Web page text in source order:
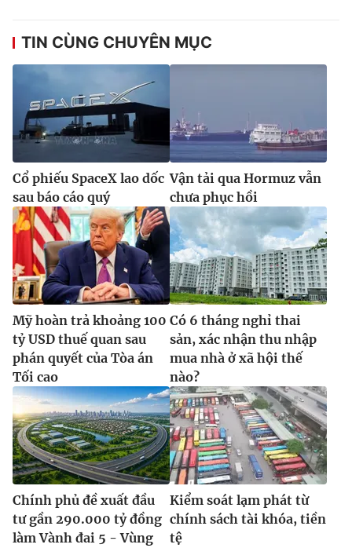
toasoan@vtv.vn
Liên hệ quảng cáo: 024-7300.7108
® Cấm sao chép dưới mọi hình thức nếu không có sự chấp
thuận bằng văn bản. Ghi rõ nguồn VTV.vn khi phát hành lại
thông tin từ website này.
TIN CÙNG CHUYÊN MỤC
Cổ phiếu SpaceX lao dốc
sau báo cáo quý
Vận tải qua Hormuz vẫn
chưa phục hồi
Mỹ hoàn trả khoảng 100
tỷ USD thuế quan sau
phán quyết của Tòa án
Tối cao
Có 6 tháng nghỉ thai
sản, xác nhận thu nhập
mua nhà ở xã hội thế
nào?
Chính phủ đề xuất đầu
tư gần 290.000 tỷ đồng
làm Vành đai 5 - Vùng
Kiểm soát lạm phát từ
chính sách tài khóa, tiền
tệ